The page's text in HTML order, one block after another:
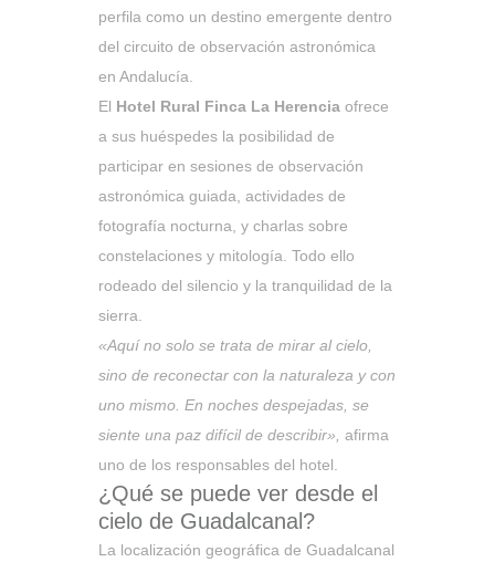
perfila como un destino emergente dentro
del circuito de observación astronómica
en Andalucía.
El Hotel Rural Finca La Herencia ofrece
a sus huéspedes la posibilidad de
participar en sesiones de observación
astronómica guiada, actividades de
fotografía nocturna, y charlas sobre
constelaciones y mitología. Todo ello
rodeado del silencio y la tranquilidad de la
sierra.
«Aquí no solo se trata de mirar al cielo,
sino de reconectar con la naturaleza y con
uno mismo. En noches despejadas, se
siente una paz difícil de describir», afirma
uno de los responsables del hotel.
¿Qué se puede ver desde el
cielo de Guadalcanal?
La localización geográfica de Guadalcanal